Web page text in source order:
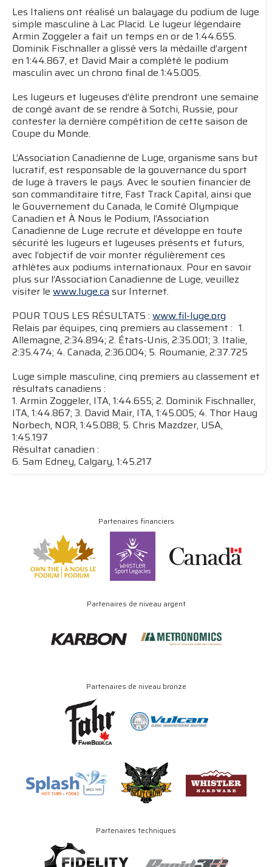
Les Italiens ont réalisé un balayage du podium de luge
simple masculine à Lac Placid. Le lugeur légendaire
Armin Zoggeler a fait un temps en or de 1:44.655.
Dominik Fischnaller a glissé vers la médaille d’argent
en 1:44.867, et David Mair a complété le podium
masculin avec un chrono final de 1:45.005.
Les lugeurs et lugeuses d’élite prendront une semaine
de congé avant de se rendre à Sotchi, Russie, pour
contester la dernière compétition de cette saison de
Coupe du Monde.
L’Association Canadienne de Luge, organisme sans but
lucratif, est responsable de la gouvernance du sport
de luge à travers le pays. Avec le soutien financier de
son commanditaire titre, Fast Track Capital, ainsi que
le Gouvernement du Canada, le Comité Olympique
Canadien et À Nous le Podium, l’Association
Canadienne de Luge recrute et développe en toute
sécurité les lugeurs et lugeuses présents et futurs,
avec l’objectif de voir monter régulièrement ces
athlètes aux podiums internationaux. Pour en savoir
plus sur l’Association Canadienne de Luge, veuillez
visiter le www.luge.casur Internet.
POUR TOUS LES RÉSULTATS : www.fil-luge.org
Relais par équipes, cinq premiers au classement : 1.
Allemagne, 2:34.894; 2. États-Unis, 2:35.001; 3. Italie,
2:35.474; 4. Canada, 2:36.004; 5. Roumanie, 2:37.725
Luge simple masculine, cinq premiers au classement et
résultats canadiens :
1. Armin Zoggeler, ITA, 1:44.655; 2. Dominik Fischnaller,
ITA, 1:44.867; 3. David Mair, ITA, 1:45.005; 4. Thor Haug
Norbech, NOR, 1:45.088; 5. Chris Mazdzer, USA,
1:45.197
Résultat canadien :
6. Sam Edney, Calgary, 1:45.217
Partenaires financiers
Partenaires de niveau argent
Partenaires de niveau bronze
Partenaires techniques